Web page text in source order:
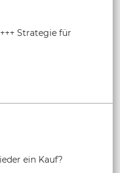
Strategie für
ein Kauf?